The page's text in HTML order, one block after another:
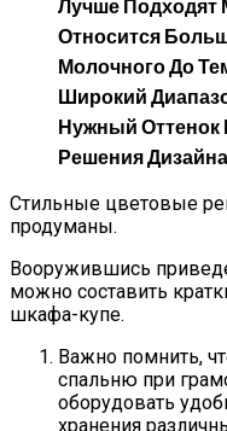
Лучше Подходят
Относится
Молочного До
Широкий
Нужный Оттенок
Решения
Стильные цветовые
продуманы.
Вооружившись
можно составить
шкафа-купе.
Важно помнить,
спальню при
оборудовать
хранения